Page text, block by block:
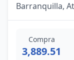
Barranquilla,
Compra
3,889.51